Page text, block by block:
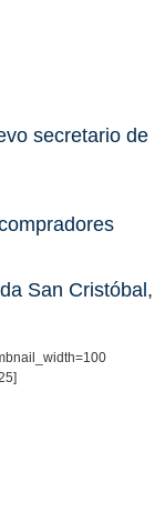
secretario de
San Cristóbal,